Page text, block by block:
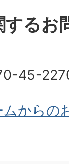
するお
45-
からの